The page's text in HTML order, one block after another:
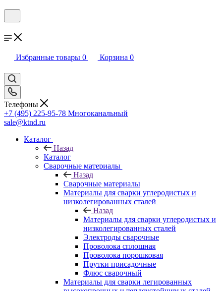
Избранные товары 0 Корзина 0
Телефоны
+7 (495) 225-95-78 Многоканальный
sale@ktnd.ru
Каталог
Назад
Каталог
Сварочные материалы
Назад
Сварочные материалы
Материалы для сварки углеродистых и
низколегированных сталей
Назад
Материалы для сварки углеродистых и
низколегированных сталей
Электроды сварочные
Проволока сплошная
Проволока порошковая
Прутки присадочные
Флюс сварочный
Материалы для сварки легированных